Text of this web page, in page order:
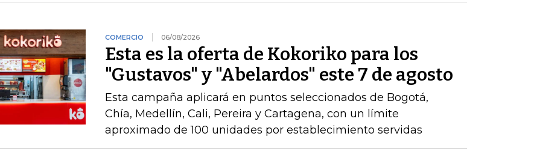
COMERCIO 06/08/2026
Esta es la oferta de Kokoriko para los
"Gustavos" y "Abelardos" este 7 de agosto
Esta campaña aplicará en puntos seleccionados de Bogotá,
Chía, Medellín, Cali, Pereira y Cartagena, con un límite
aproximado de 100 unidades por establecimiento servidas